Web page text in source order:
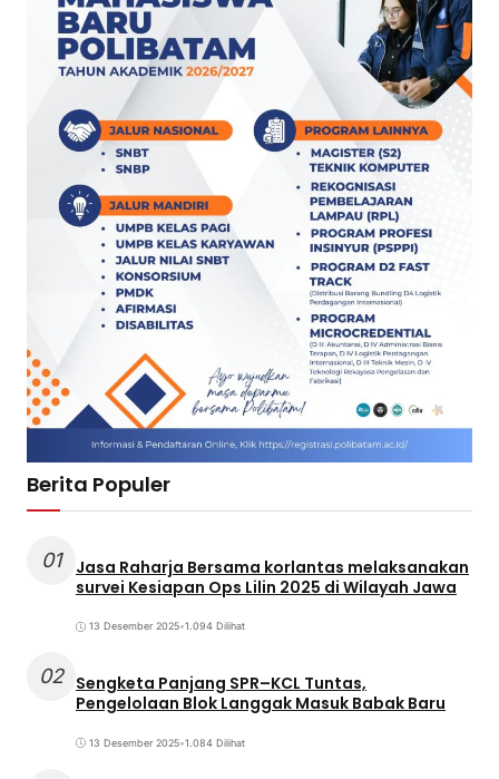
Berita Populer
01
Jasa Raharja Bersama korlantas melaksanakan
survei Kesiapan Ops Lilin 2025 di Wilayah Jawa
13 Desember 2025•1.094 Dilihat
02 Sengketa Panjang SPR–KCL Tuntas,
Pengelolaan Blok Langgak Masuk Babak Baru
13 Desember 2025•1.084 Dilihat